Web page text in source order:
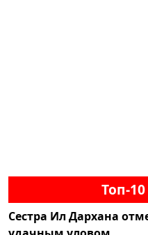
Топ-
Сестра Ил Дархана